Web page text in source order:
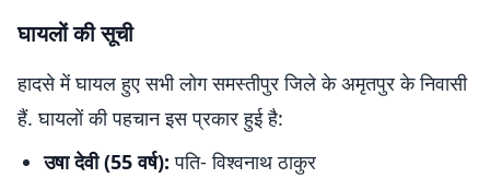
घायलों की सूची
हादसे में घायल हुए सभी लोग समस्तीपुर जिले के अमृतपुर के निवासी
हैं. घायलों की पहचान इस प्रकार हुई है:
उषा देवी (55 वर्ष): पति- विश्वनाथ ठाकुर